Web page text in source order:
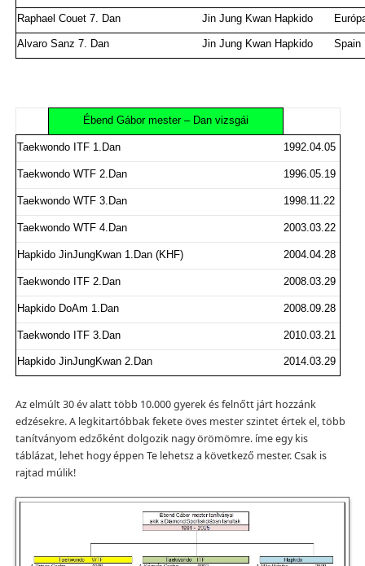
Raphael Couet 7. Dan Jin Jung Kwan Hapkido
Alvaro Sanz 7. Dan Jin Jung Kwan Hapkido Spain
Ébend Gábor mester – Dan vizsgái
Taekwondo ITF 1.Dan 1992.04.05
Taekwondo WTF 2.Dan 1996.05.19
Taekwondo WTF 3.Dan 1998.11.22
Taekwondo WTF 4.Dan 2003.03.22
Hapkido JinJungKwan 1.Dan (KHF) 2004.04.28
Taekwondo ITF 2.Dan 2008.03.29
Hapkido DoAm 1.Dan 2008.09.28
Taekwondo ITF 3.Dan 2010.03.21
Hapkido JinJungKwan 2.Dan 2014.03.29
Az elmúlt 30 év alatt több 10.000 gyerek és felnőtt járt hozzánk
edzésekre. A legkitartóbbak fekete öves mester szintet értek el, több
tanítványom edzőként dolgozik nagy örömömre. íme egy kis
táblázat, lehet hogy éppen Te lehetsz a következő mester. Csak is
rajtad múlik!